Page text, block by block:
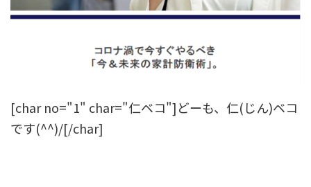
[char no="1" char="仁ベコ"]どーも、仁(じん)ベコ
です(^^)/[/char]